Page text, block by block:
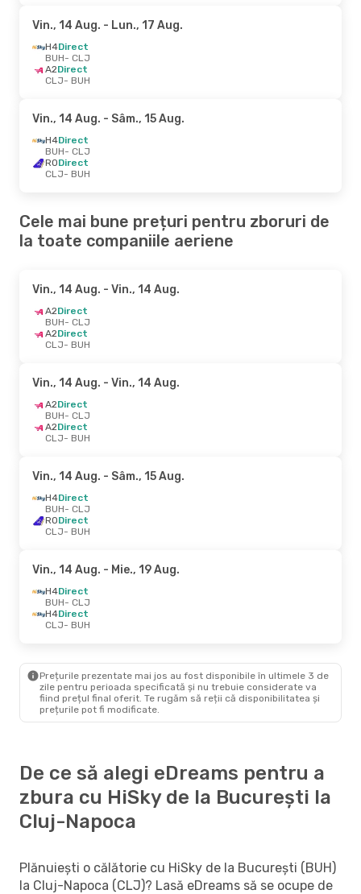
Vin., 14 Aug. - Lun., 17 Aug.
H4Direct
BUH- CLJ
A2Direct
CLJ- BUH
Vin., 14 Aug. - Sâm., 15 Aug.
H4Direct
BUH- CLJ
RODirect
CLJ- BUH
Cele mai bune prețuri pentru zboruri de
la toate companiile aeriene
Vin., 14 Aug. - Vin., 14 Aug.
A2Direct
BUH- CLJ
A2Direct
CLJ- BUH
Vin., 14 Aug. - Vin., 14 Aug.
A2Direct
BUH- CLJ
A2Direct
CLJ- BUH
Vin., 14 Aug. - Sâm., 15 Aug.
H4Direct
BUH- CLJ
RODirect
CLJ- BUH
Vin., 14 Aug. - Mie., 19 Aug.
H4Direct
BUH- CLJ
H4Direct
CLJ- BUH
Prețurile prezentate mai jos au fost disponibile în ultimele 3 de
zile pentru perioada specificată și nu trebuie considerate va
fiind prețul final oferit. Te rugăm să reții că disponibilitatea și
prețurile pot fi modificate.
De ce să alegi eDreams pentru a
zbura cu HiSky de la București la
Cluj-Napoca
Plănuiești o călătorie cu HiSky de la București (BUH)
la Cluj-Napoca (CLJ)? Lasă eDreams să se ocupe de